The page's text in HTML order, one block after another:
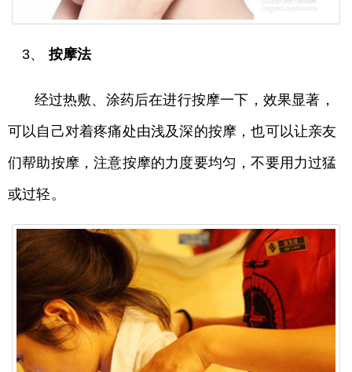
3、 按摩法
经过热敷、涂药后在进行按摩一下，效果显著，
可以自己对着疼痛处由浅及深的按摩，也可以让亲友
们帮助按摩，注意按摩的力度要均匀，不要用力过猛
或过轻。